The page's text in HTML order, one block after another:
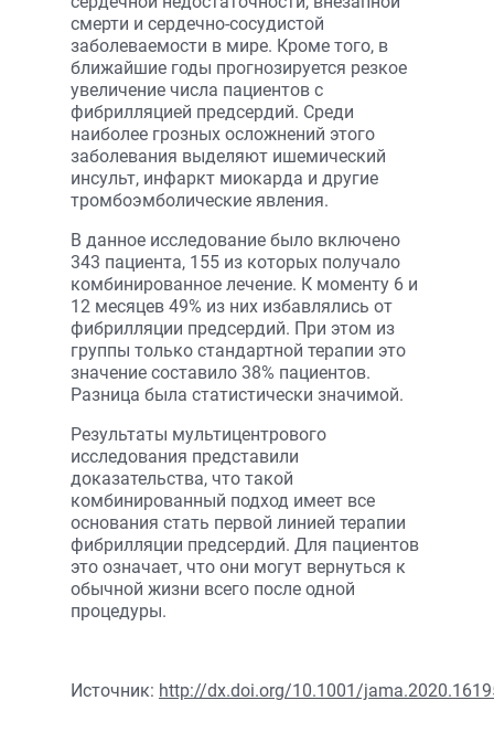
смерти и сердечно-сосудистой
заболеваемости в мире. Кроме того, в
ближайшие годы прогнозируется резкое
увеличение числа пациентов с
фибрилляцией предсердий. Среди
наиболее грозных осложнений этого
заболевания выделяют ишемический
инсульт, инфаркт миокарда и другие
тромбоэмболические явления.
В данное исследование было включено
343 пациента, 155 из которых получало
комбинированное лечение. К моменту 6 и
12 месяцев 49% из них избавлялись от
фибрилляции предсердий. При этом из
группы только стандартной терапии это
значение составило 38% пациентов.
Разница была статистически значимой.
Результаты мультицентрового
исследования представили
доказательства, что такой
комбинированный подход имеет все
основания стать первой линией терапии
фибрилляции предсердий. Для пациентов
это означает, что они могут вернуться к
обычной жизни всего после одной
процедуры.
Источник: http://dx.doi.org/10.1001/